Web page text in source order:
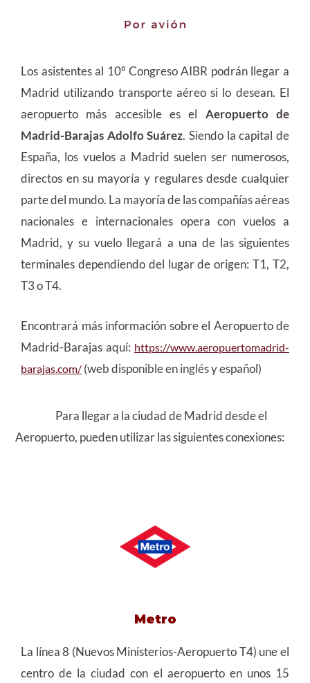
Los asistentes al 10º Congreso AIBR podrán llegar a
Madrid utilizando transporte aéreo si lo desean. El
aeropuerto más accesible es el Aeropuerto de
Madrid-Barajas Adolfo Suárez. Siendo la capital de
España, los vuelos a Madrid suelen ser numerosos,
directos en su mayoría y regulares desde cualquier
parte del mundo. La mayoría de las compañías aéreas
nacionales e internacionales opera con vuelos a
Madrid, y su vuelo llegará a una de las siguientes
terminales dependiendo del lugar de origen: T1, T2,
T3 o T4.
Encontrará más información sobre el Aeropuerto de
Madrid-Barajas aquí: https://www.aeropuertomadrid-
barajas.com/ (web disponible en inglés y español)
Para llegar a la ciudad de Madrid desde el
Aeropuerto, pueden utilizar las siguientes conexiones:
Metro
La línea 8 (Nuevos Ministerios-Aeropuerto T4) une el
centro de la ciudad con el aeropuerto en unos 15